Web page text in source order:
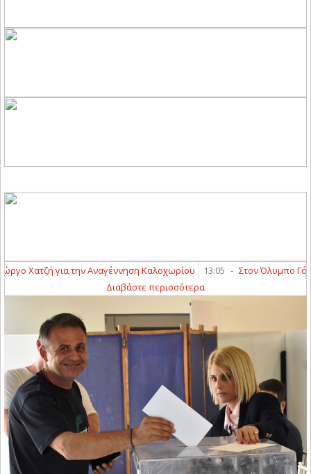
την Αναγέννηση Καλοχωρίου 13:05 - Στον Όλυμπο Γόννων ο
Διαβάστε περισσότερα